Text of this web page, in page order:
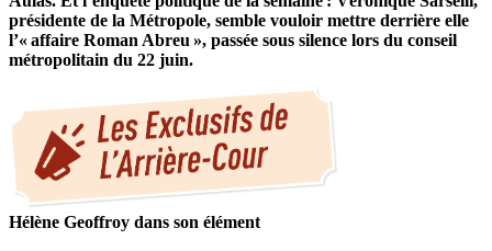
présidente de la Métropole, semble vouloir mettre derrière elle
l’« affaire Roman Abreu », passée sous silence lors du conseil
métropolitain du 22 juin.
Hélène Geoffroy dans son élément